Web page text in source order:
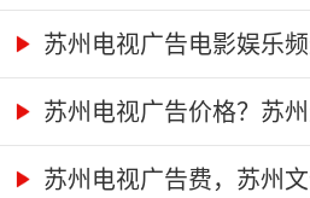
苏州电视广告电影娱乐
苏州电视广告价格？苏
2...苏州电视广告费，苏州